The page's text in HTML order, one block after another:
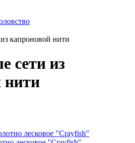
капроновой нити
сети из
нити